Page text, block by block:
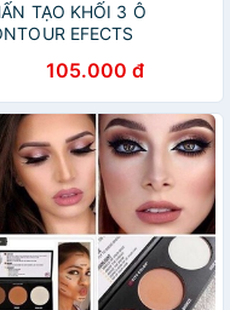
TẠO KHỐI 3 Ô
EFECTS
105.000 đ